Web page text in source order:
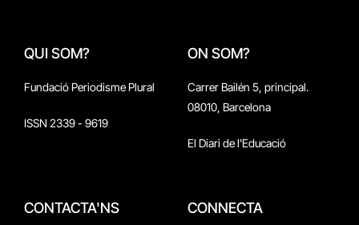
QUI SOM?
Fundació Periodisme Plural
ISSN 2339 - 9619
ON SOM?
Carrer Bailén 5, principal.
08010, Barcelona
El Diari de l'Educació
CONTACTA'NS CONNECTA